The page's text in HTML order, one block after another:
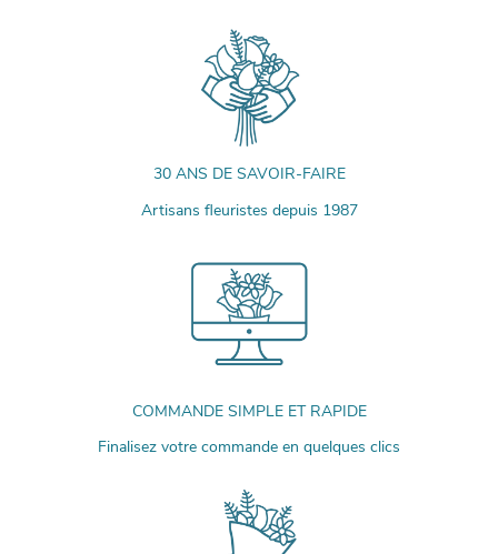
30 ANS DE SAVOIR-FAIRE
Artisans fleuristes depuis 1987
COMMANDE SIMPLE ET RAPIDE
Finalisez votre commande en quelques clics